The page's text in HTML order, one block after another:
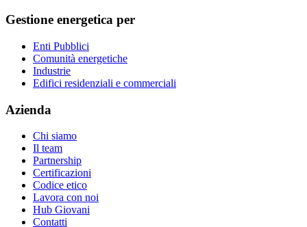
Gestione energetica per
Enti Pubblici
Comunità energetiche
Industrie
Edifici residenziali e commerciali
Azienda
Chi siamo
Il team
Partnership
Certificazioni
Codice etico
Lavora con noi
Hub Giovani
Contatti